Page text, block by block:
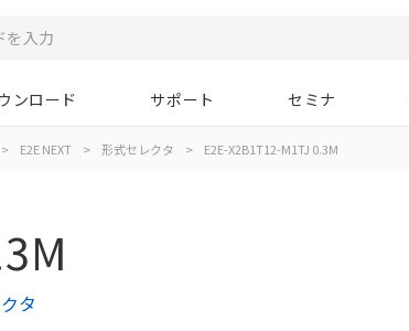
ンロード サポート セミナ
> E2E NEXT > 形式セレクタ > E2E-X2B1T12-M1TJ 0.3M
タ